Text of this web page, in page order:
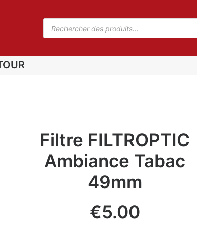
Filtre FILTROPTIC
Ambiance Tabac
49mm
€5.00